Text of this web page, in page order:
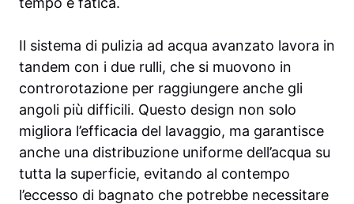
Il sistema di pulizia ad acqua avanzato lavora in
tandem con i due rulli, che si muovono in
controrotazione per raggiungere anche gli
angoli più difficili. Questo design non solo
migliora l’efficacia del lavaggio, ma garantisce
anche una distribuzione uniforme dell’acqua su
tutta la superficie, evitando al contempo
l’eccesso di bagnato che potrebbe necessitare